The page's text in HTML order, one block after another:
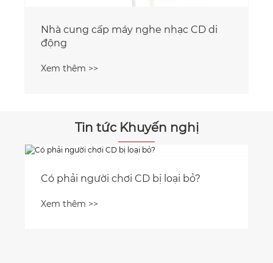
Nhà cung cấp máy nghe nhạc CD di
động
Xem thêm >>
Tin tức Khuyến nghị
Có phải người chơi CD bị loại bỏ?
Xem thêm >>